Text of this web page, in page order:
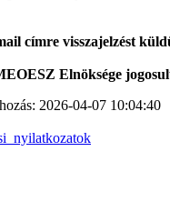
címre visszajelzést
Elnöksége
2026-04-07 10:04:40